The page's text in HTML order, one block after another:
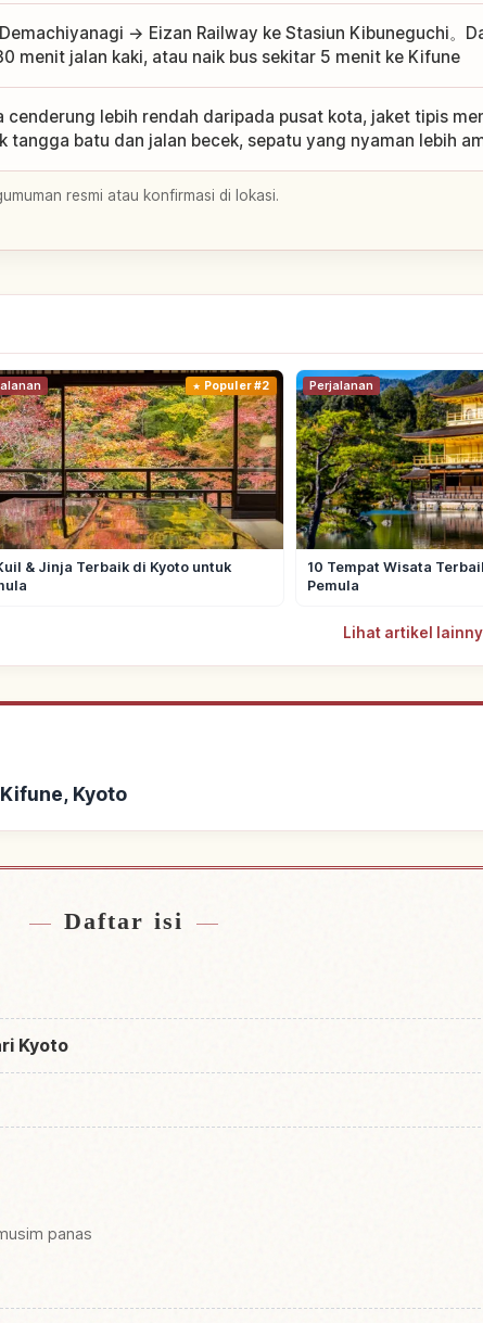
→ Eizan Railway ke Stasiun Kibuneguchi。
menit jalan kaki, atau naik bus sekitar 5 menit ke Kifune
cenderung lebih rendah daripada pusat kota, jaket tipis
tangga batu dan jalan becek, sepatu yang nyaman lebih
resmi atau konfirmasi di lokasi.
Populer #2
& Jinja Terbaik di Kyoto untuk
Perjalanan
10 Tempat Wisata
Pemula
Lihat artikel
Kyoto
Daftar isi
Kyoto
panas